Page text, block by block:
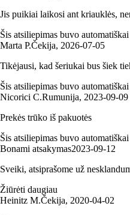
Jis puikiai laikosi ant kriauklės,
Šis atsiliepimas buvo automatiškai
Marta P.Čekija, 2026‑07‑05
Tikėjausi, kad šeriukai bus šiek
Šis atsiliepimas buvo automatiškai
Nicorici C.Rumunija, 2023‑09‑09
Prekės trūko iš pakuotės
Šis atsiliepimas buvo automatiškai
Bonami atsakymas2023‑09‑12
Sveiki, atsiprašome už
Žiūrėti daugiau
Heinitz M.Čekija, 2020‑04‑02